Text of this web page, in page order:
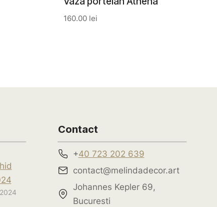
160.00 lei
Contact
+40 723 202 639
contact@melindadecor.art
Johannes Kepler 69,
Bucuresti